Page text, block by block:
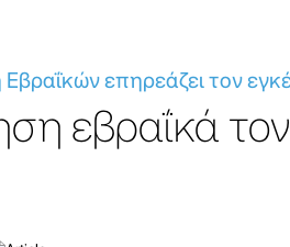
επηρεάζει τον
εβραΐκά τον